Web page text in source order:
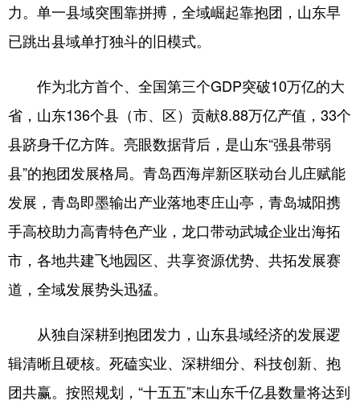
力。单一县域突围靠拼搏，全域崛起靠抱团，山东早
已跳出县域单打独斗的旧模式。
作为北方首个、全国第三个GDP突破10万亿的大
省，山东136个县（市、区）贡献8.88万亿产值，33个
县跻身千亿方阵。亮眼数据背后，是山东“强县带弱
县”的抱团发展格局。青岛西海岸新区联动台儿庄赋能
发展，青岛即墨输出产业落地枣庄山亭，青岛城阳携
手高校助力高青特色产业，龙口带动武城企业出海拓
市，各地共建飞地园区、共享资源优势、共拓发展赛
道，全域发展势头迅猛。
从独自深耕到抱团发力，山东县域经济的发展逻
辑清晰且硬核。死磕实业、深耕细分、科技创新、抱
团共赢。按照规划，“十五五”末山东千亿县数量将达到